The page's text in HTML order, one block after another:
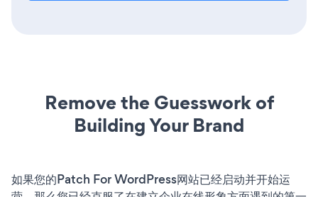
Remove the Guesswork of
Building Your Brand
如果您的Patch For WordPress网站已经启动并开始运